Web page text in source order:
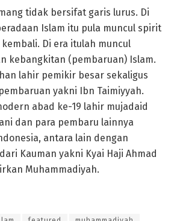
tidak bersifat garis lurus. Di
Islam itu pula muncul spirit
Di era itulah muncul
kebangkitan (pembaruan) Islam.
lahir pemikir besar sekaligus
yakni Ibn Taimiyyah.
abad ke-19 lahir mujadaid
dan para pembaru lainnya
antara lain dengan
Kauman yakni Kyai Haji Ahmad
Muhammadiyah.